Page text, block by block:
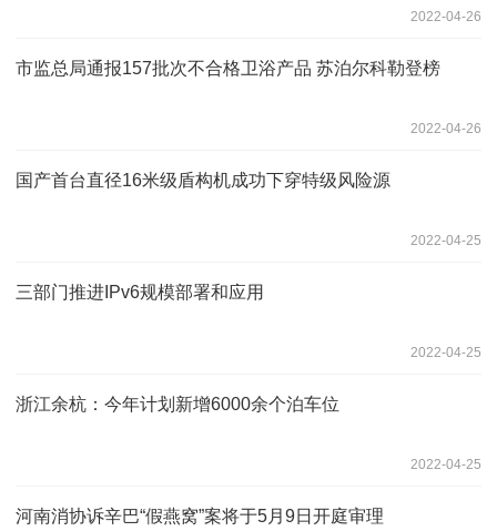
2022-04-26
市监总局通报157批次不合格卫浴产品 苏泊尔科勒登榜
2022-04-26
国产首台直径16米级盾构机成功下穿特级风险源
2022-04-25
三部门推进IPv6规模部署和应用
2022-04-25
浙江余杭：今年计划新增6000余个泊车位
2022-04-25
河南消协诉辛巴“假燕窝”案将于5月9日开庭审理